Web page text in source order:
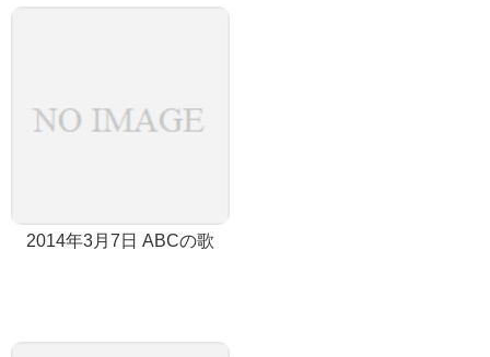
2014年3月7日 ABCの歌